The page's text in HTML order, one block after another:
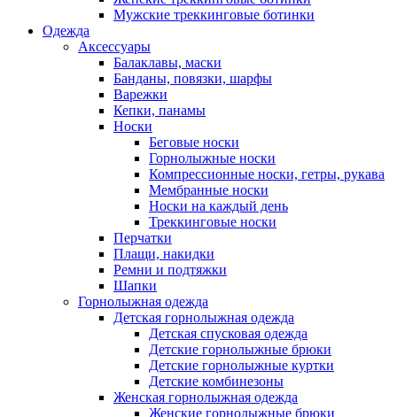
Мужские треккинговые ботинки
Одежда
Аксессуары
Балаклавы, маски
Банданы, повязки, шарфы
Варежки
Кепки, панамы
Носки
Беговые носки
Горнолыжные носки
Компрессионные носки, гетры, рукава
Мембранные носки
Носки на каждый день
Треккинговые носки
Перчатки
Плащи, накидки
Ремни и подтяжки
Шапки
Горнолыжная одежда
Детская горнолыжная одежда
Детская спусковая одежда
Детские горнолыжные брюки
Детские горнолыжные куртки
Детские комбинезоны
Женская горнолыжная одежда
Женские горнолыжные брюки